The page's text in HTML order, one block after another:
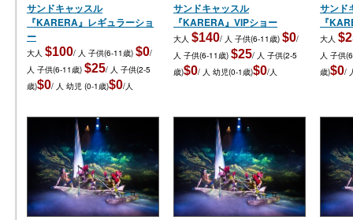
サンドキャッスル
『KARERA』レギュラーショ
ー
大人 $100/ 人 子供(6-11歳) $0/
人 子供(6-11歳) $25/ 人 子供(2-5
歳)$0/ 人 幼児 (0-1歳)$0/人
サンドキャッスル
『KARERA』VIPショー
大人 $140/ 人 子供(6-11歳) $0/
人 子供(6-11歳) $25/ 人 子供(2-5
歳)$0/ 人 幼児(0-1歳)$0/人
サンド
『
大人
人 子供
歳)$0/